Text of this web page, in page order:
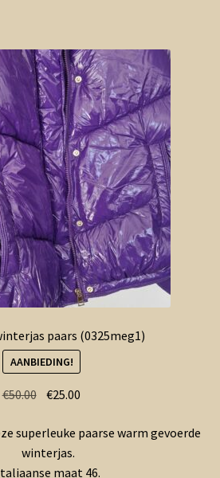
paars (0325meg1)
AANBIEDING!
€50.00 Oorspronkelijke
was:
€50.00.
€25.00
is:
superleuke paarse warm gevoerde
winterjas.
maat 46.